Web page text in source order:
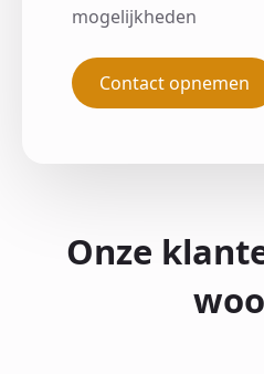
mogelijkheden
Contact opnemen
Onze